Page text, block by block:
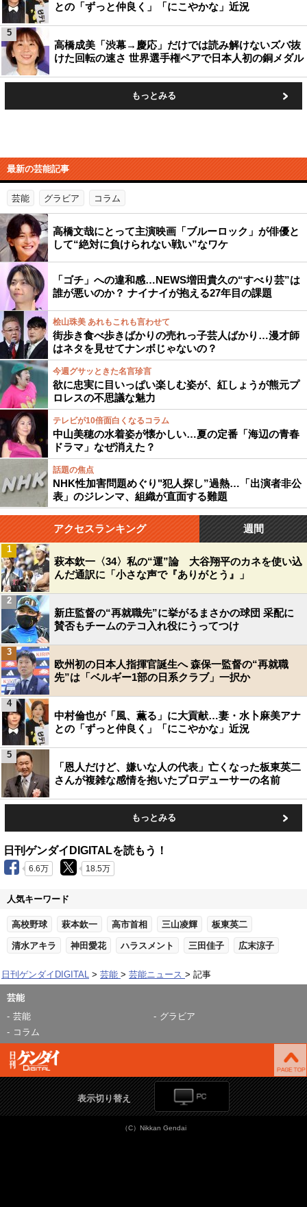
との「ずっと仲良く」「にこやかな」近況
高橋成美「渋幕→慶応」だけでは読み解けないズバ抜
けた回転の速さ 世界選手権ペアで日本人初の銅メダル
5
もっとみる
最新の芸能記事
芸能 グラビア コラム
高橋文哉にとって主演映画「ブルーロック」が俳優と
して“絶対に負けられない戦い”なワケ
「ゴチ」への違和感…NEWS増田貴久の“すべり芸”は
誰が悪いのか？ ナイナイが抱える27年目の課題
桧山珠美 あれもこれも言わせて
街歩き食べ歩きばかりの売れっ子芸人ばかり…漫才師
はネタを見せてナンボじゃないの？
今週グサッときた名言珍言
欲に忠実に目いっぱい楽しむ姿が、紅しょうが熊元プ
ロレスの不思議な魅力
テレビが10倍面白くなるコラム
中山美穂の水着姿が懐かしい…夏の定番「海辺の青春
ドラマ」なぜ消えた？
話題の焦点
NHK性加害問題めぐり"犯人探し”過熱…「出演者非公
表」のジレンマ、組織が直面する難題
アクセスランキング 週間
萩本欽一〈34〉私の“運”論 大谷翔平のカネを使い込
んだ通訳に「小さな声で『ありがとう』」
1
新庄監督の“再就職先”に挙がるまさかの球団 采配に
賛否もチームのテコ入れ役にうってつけ
2
欧州初の日本人指揮官誕生へ 森保一監督の“再就職
先”は「ベルギー1部の日系クラブ」一択か
3
中村倫也が「風、薫る」に大貢献…妻・水卜麻美アナ
との「ずっと仲良く」「にこやかな」近況
4
「恩人だけど、嫌いな人の代表」亡くなった板東英二
さんが複雑な感情を抱いたプロデューサーの名前
5
もっとみる
日刊ゲンダイDIGITALを読もう！
6.6万 18.5万
人気キーワード
高校野球 萩本欽一 高市首相 三山凌輝 板東英二
清水アキラ 神田愛花 ハラスメント 三田佳子 広末涼子
日刊ゲンダイDIGITAL 芸能 芸能ニュース 記事
芸能
芸能
グラビア
コラム
表示切り替え
（C）Nikkan Gendai